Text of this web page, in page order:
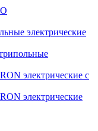
электрические
электрические с
электрические